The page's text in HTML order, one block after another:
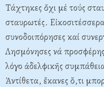
Tάχτηκες ὄχι μέ τούς
σταυρωτές.
συνοδοιπόρησες καί
Λησμόνησες νά
λόγο ἀδελφικῆς
Ἀντίθετα, ἔκανες ὅ,τι